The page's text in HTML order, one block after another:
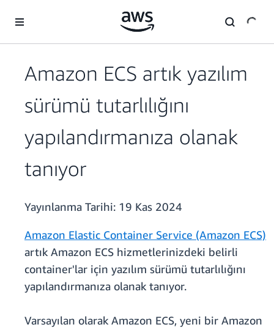
Amazon ECS artık yazılım
sürümü tutarlılığını
yapılandırmanıza olanak
tanıyor
Yayınlanma Tarihi: 19 Kas 2024
Amazon Elastic Container Service (Amazon ECS)
artık Amazon ECS hizmetlerinizdeki belirli
container'lar için yazılım sürümü tutarlılığını
yapılandırmanıza olanak tanıyor.
Varsayılan olarak Amazon ECS, yeni bir Amazon